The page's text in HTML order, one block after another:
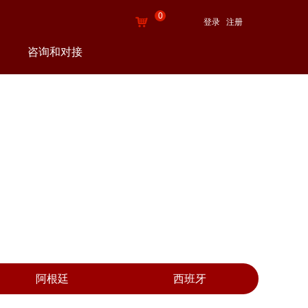
낙 0
咨询和对接
登录 注册
阿根廷 西班牙